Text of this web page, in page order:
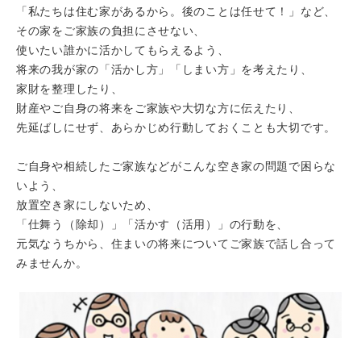
「私たちは住む家があるから。後のことは任せて！」など、
その家をご家族の負担にさせない、
使いたい誰かに活かしてもらえるよう、
将来の我が家の「活かし方」「しまい方」を考えたり、
家財を整理したり、
財産やご自身の将来をご家族や大切な方に伝えたり、
先延ばしにせず、あらかじめ行動しておくことも大切です。
ご自身や相続したご家族などがこんな空き家の問題で困らな
いよう、
放置空き家にしないため、
「仕舞う（除却）」「活かす（活用）」の行動を、
元気なうちから、住まいの将来についてご家族で話し合って
みませんか。